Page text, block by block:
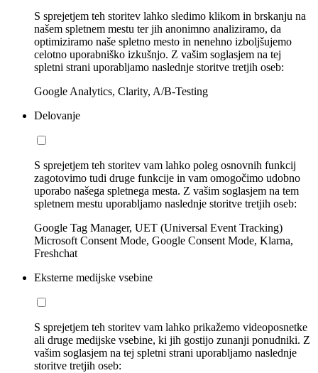
S sprejetjem teh storitev lahko sledimo klikom in brskanju na
našem spletnem mestu ter jih anonimno analiziramo, da
optimiziramo naše spletno mesto in nenehno izboljšujemo
celotno uporabniško izkušnjo. Z vašim soglasjem na tej
spletni strani uporabljamo naslednje storitve tretjih oseb:
Google Analytics, Clarity, A/B-Testing
Delovanje
S sprejetjem teh storitev vam lahko poleg osnovnih funkcij
zagotovimo tudi druge funkcije in vam omogočimo udobno
uporabo našega spletnega mesta. Z vašim soglasjem na tem
spletnem mestu uporabljamo naslednje storitve tretjih oseb:
Google Tag Manager, UET (Universal Event Tracking)
Microsoft Consent Mode, Google Consent Mode, Klarna,
Freshchat
Eksterne medijske vsebine
S sprejetjem teh storitev vam lahko prikažemo videoposnetke
ali druge medijske vsebine, ki jih gostijo zunanji ponudniki. Z
vašim soglasjem na tej spletni strani uporabljamo naslednje
storitve tretjih oseb: